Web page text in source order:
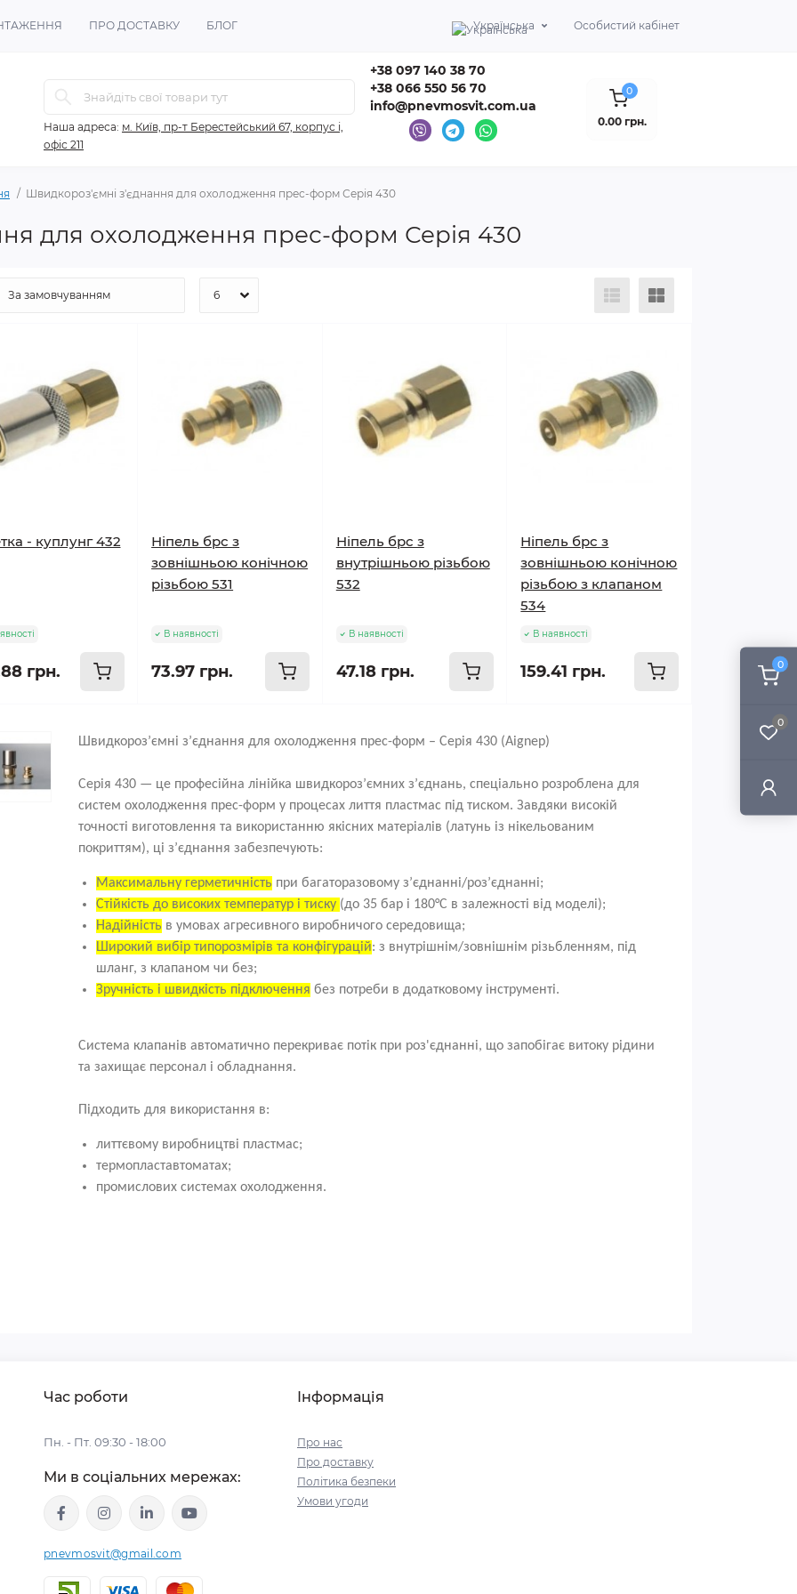
0
0
ПРО ДОСТАВКУ БЛОГ Українська Особистий кабінет
Наша адреса: м. Київ, пр-т Берестейський 67, корпус і,
офіс 211
+38 097 140 38 70
+38 066 550 56 70
info@pnevmosvit.com.ua
0
0.00 грн.
Швидкороз'ємні з'єднання для охолодження прес-форм Серія 430
для охолодження прес-форм Серія 430
- куплунг 432
грн.
Ніпель брс з
зовнішньою конічною
різьбою 531
В наявності
73.97 грн.
Ніпель брс з
внутрішньою різьбою
532
В наявності
47.18 грн.
Ніпель брс з
зовнішньою конічною
різьбою з клапаном
534
В наявності
159.41 грн.
Швидкороз’ємні з’єднання для охолодження прес-форм – Серія 430 (Aignep)
Серія 430 — це професійна лінійка швидкороз’ємних з’єднань, спеціально розроблена для
систем охолодження прес-форм у процесах лиття пластмас під тиском. Завдяки високій
точності виготовлення та використанню якісних матеріалів (латунь із нікельованим
покриттям), ці з’єднання забезпечують:
Максимальну герметичність при багаторазовому з’єднанні/роз’єднанні;
Стійкість до високих температур і тиску (до 35 бар і 180°C в залежності від моделі);
Надійність в умовах агресивного виробничого середовища;
Широкий вибір типорозмірів та конфігурацій: з внутрішнім/зовнішнім різьбленням, під
шланг, з клапаном чи без;
Зручність і швидкість підключення без потреби в додатковому інструменті.
Система клапанів автоматично перекриває потік при роз'єднанні, що запобігає витоку рідини
та захищає персонал і обладнання.
Підходить для використання в:
литтєвому виробництві пластмас;
термопластавтоматах;
промислових системах охолодження.
Час роботи
Пн. - Пт. 09:30 - 18:00
Ми в соціальних мережах:
pnevmosvit@gmail.com
Інформація
Про нас
Про доставку
Політика безпеки
Умови угоди